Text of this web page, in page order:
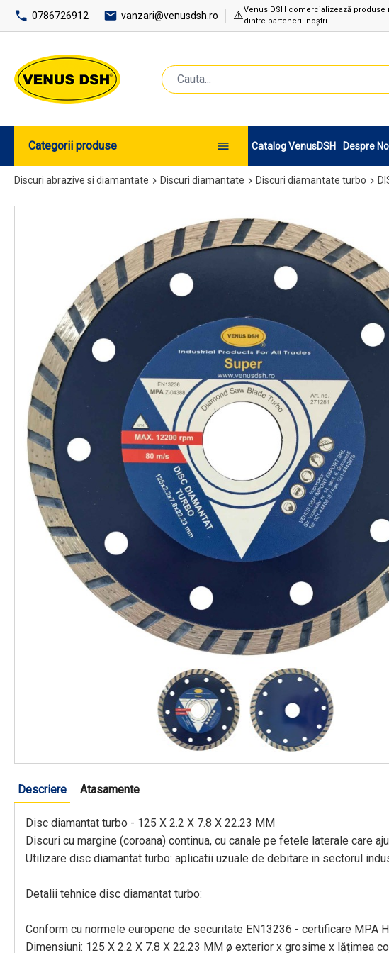
0786726912 vanzari@venusdsh.ro ⚠️Venus DSH comercializează
dintre partenerii noștri.
Categorii produse Catalog VenusDSH Despre
Discuri abrazive si diamantate Discuri diamantate Discuri diamantate turbo
Descriere Atasamente
Disc diamantat turbo - 125 X 2.2 X 7.8 X 22.23 MM
Discuri cu margine (coroana) continua, cu canale pe fetele laterale care
Utilizare disc diamantat turbo: aplicatii uzuale de debitare in sectorul
Detalii tehnice disc diamantat turbo:
Conform cu normele europene de securitate EN13236 - certificare MPA
Dimensiuni: 125 X 2.2 X 7.8 X 22.23 MM ø exterior x grosime x lățimea